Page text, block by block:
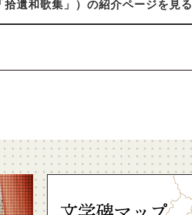
遺和歌集」）の紹介ページを見る